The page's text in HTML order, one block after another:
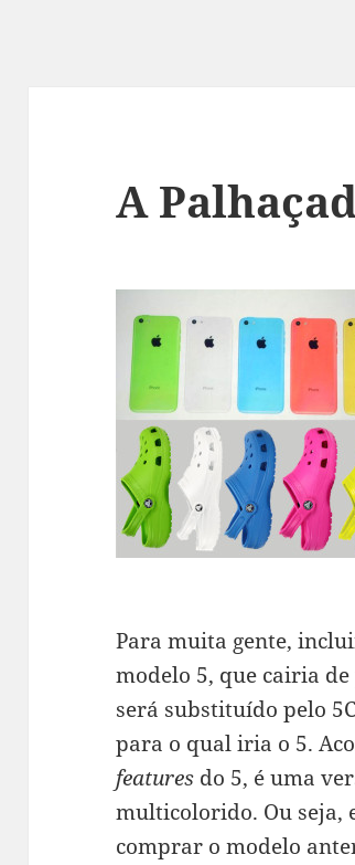
A
Para muita gente,
modelo 5, que cairia
será substituído pelo
para o qual iria o 5.
features do 5, é uma
multicolorido. Ou
comprar o modelo